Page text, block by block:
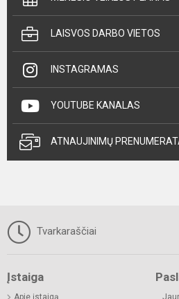
LAISVOS DARBO VIETOS
INSTAGRAMAS
YOUTUBE KANALAS
ATNAUJINIMŲ
Tvarkaraščiai
Įstaiga
Apie įstaigą